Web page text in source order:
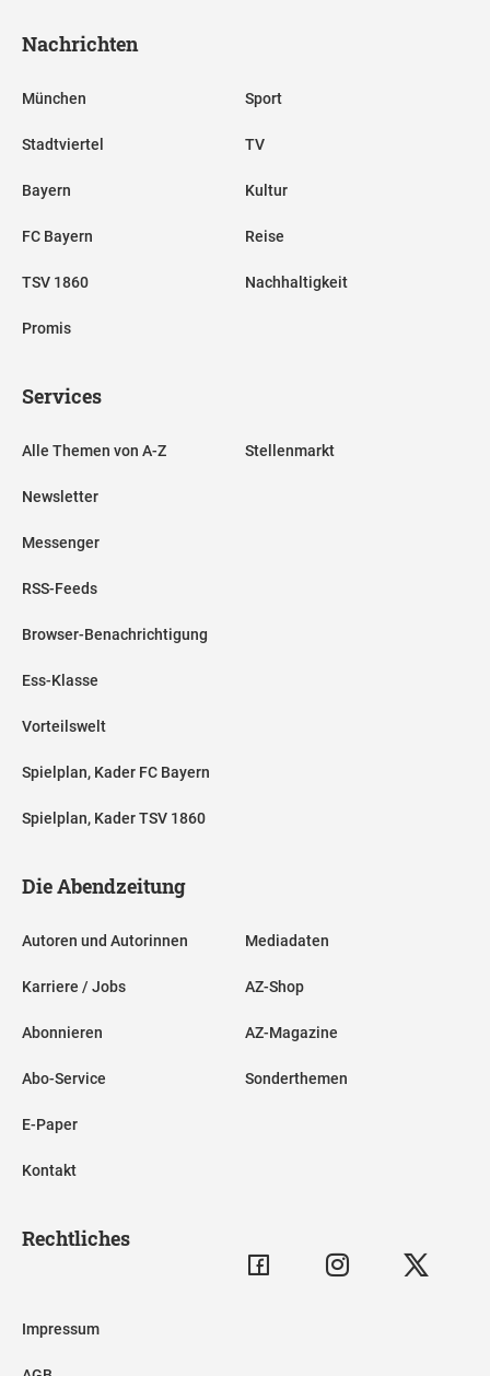
Nachrichten
München
Stadtviertel
Bayern
FC Bayern
TSV 1860
Promis
Sport
TV
Kultur
Reise
Nachhaltigkeit
Services
Alle Themen von A-Z
Newsletter
Messenger
RSS-Feeds
Browser-Benachrichtigung
Ess-Klasse
Vorteilswelt
Spielplan, Kader FC Bayern
Spielplan, Kader TSV 1860
Stellenmarkt
Die Abendzeitung
Autoren und Autorinnen
Karriere / Jobs
Abonnieren
Abo-Service
E-Paper
Kontakt
Mediadaten
AZ-Shop
AZ-Magazine
Sonderthemen
Rechtliches
Impressum